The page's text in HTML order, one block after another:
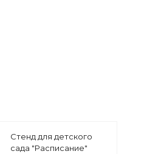
Стенд для детского
сада "Расписание"